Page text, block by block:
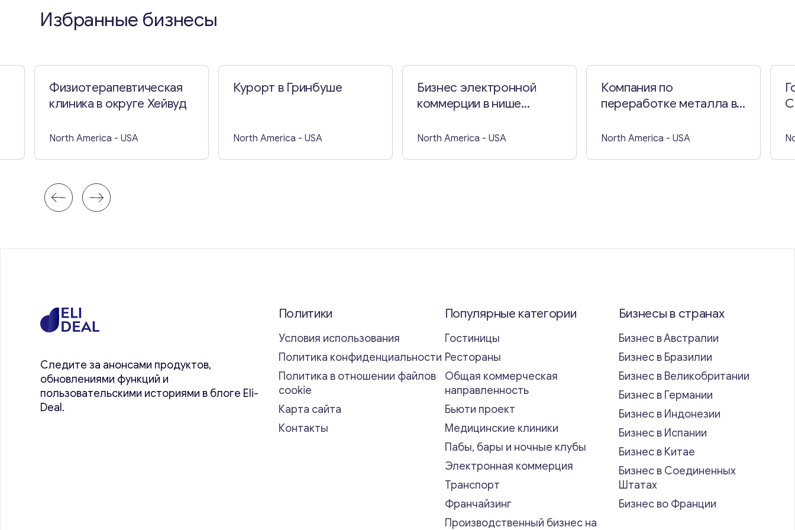
Свяжитесь со мной
Избранные бизнесы
Физиотерапевтическая
клиника в округе Хейвуд
North America - USA
Курорт в Гринбуше
North America - USA
Бизнес электронной
коммерции в нише
North America - USA
Компания по
переработке металла во
North America - USA
Следите за анонсами продуктов,
обновлениями функций и
пользовательскими историями в блоге Eli-
Deal.
Политики
Условия использования
Политика конфиденциальности
Политика в отношении файлов
cookie
Карта сайта
Контакты
Популярные категории
Гостиницы
Рестораны
Общая коммерческая
направленность
Бьюти проект
Медицинские клиники
Пабы, бары и ночные клубы
Электронная коммерция
Транспорт
Франчайзинг
Производственный бизнес на
Бизнесы в странах
Бизнес в Австралии
Бизнес в Бразилии
Бизнес в Великобритании
Бизнес в Германии
Бизнес в Индонезии
Бизнес в Испании
Бизнес в Китае
Бизнес в Соединенных
Штатах
Бизнес во Франции